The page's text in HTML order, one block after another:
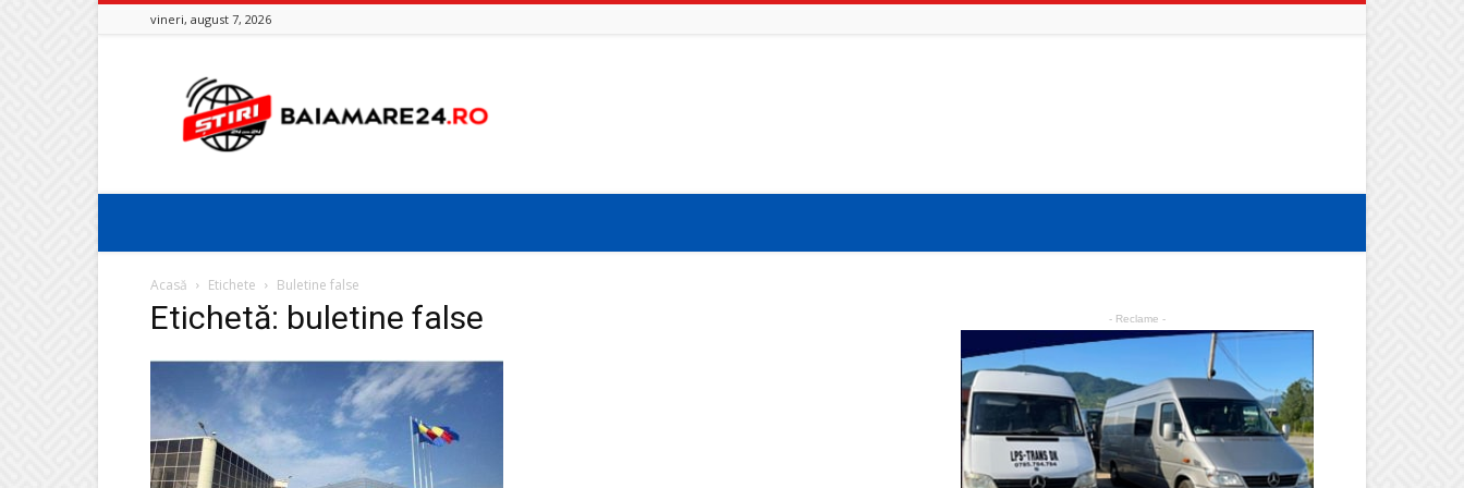
vineri, august 7, 2026
Baia
Mare
24
Acasă Etichete Buletine false
Etichetă: buletine false - Reclame -